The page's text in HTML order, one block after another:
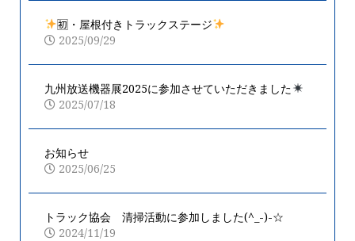
🈠・屋根付きトラックステージ
2025/09/29
九州放送機器展2025に参加させていただきました
2025/07/18
お知らせ
2025/06/25
トラック協会 清掃活動に参加しました(^_-)-☆
2024/11/19